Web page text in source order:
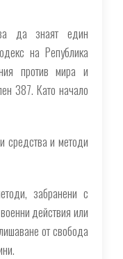
да знаят един
на Република
против мира и
387. Като начало
средства и методи
забранени с
действия или
от свобода